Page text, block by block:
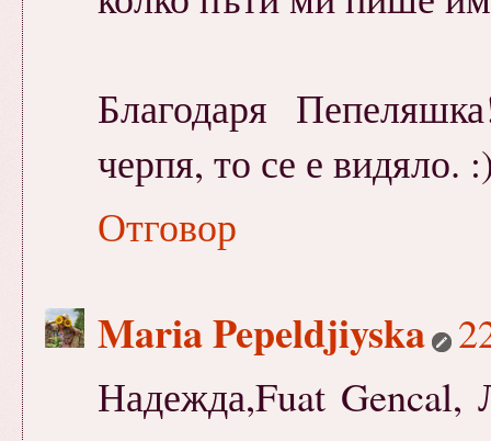
Благодаря
черпя, то се е видяло.
Отговор
Maria Pepeldjiyska
Надежда,Fuat Gencal,